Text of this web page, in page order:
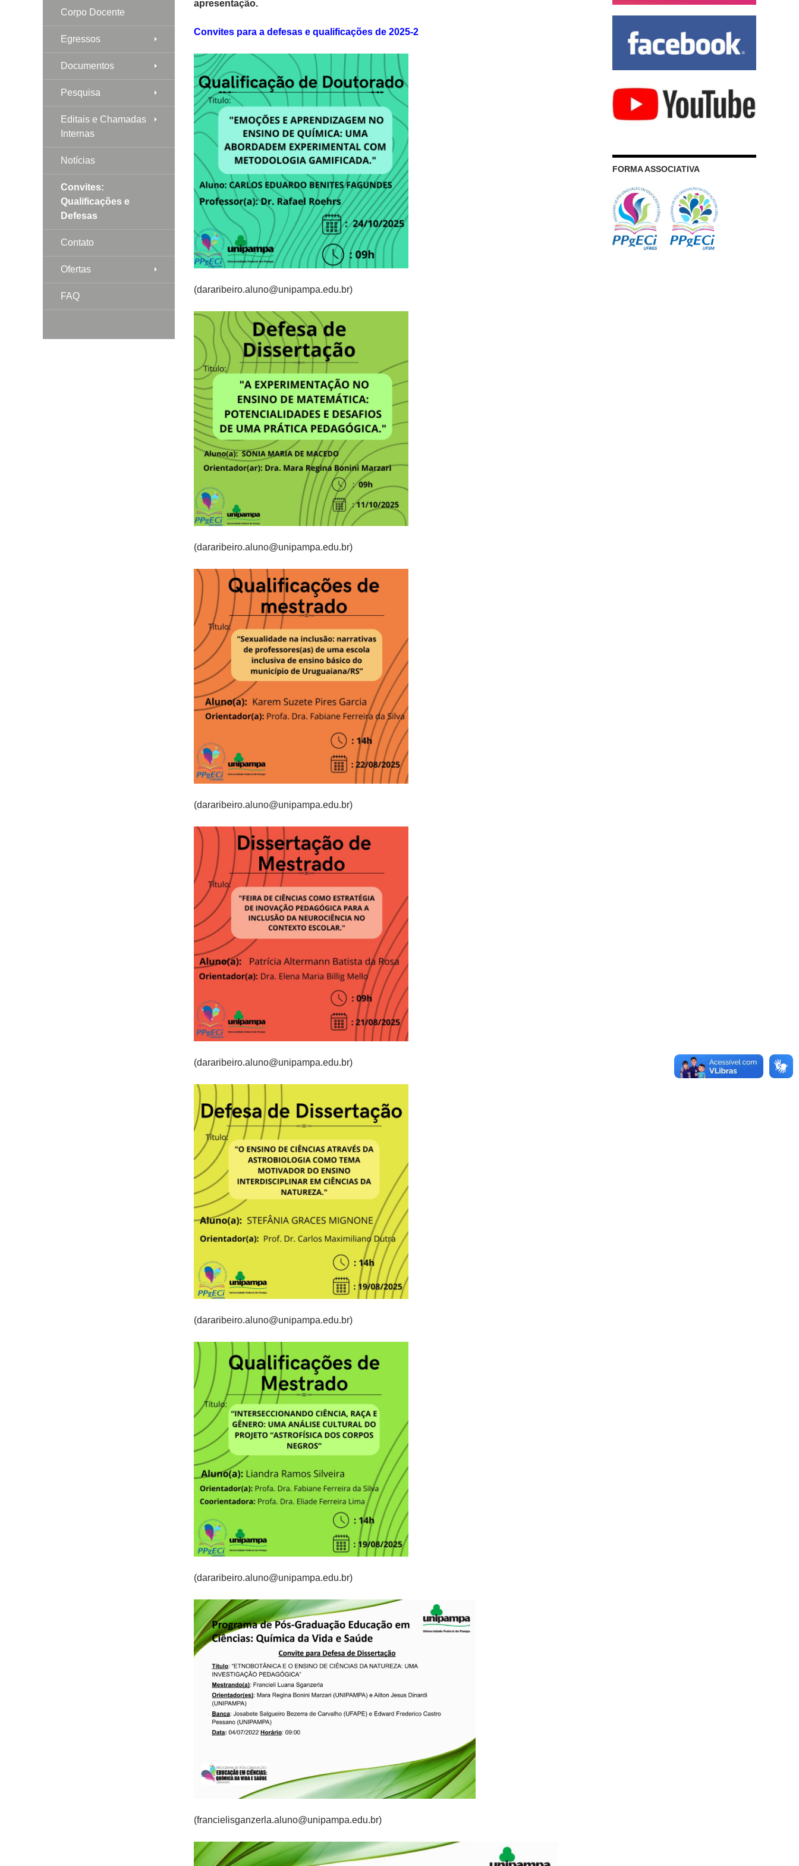
apresentação.
Convites para a defesas e qualificações de 2025-2
(dararibeiro.aluno@unipampa.edu.br)
(dararibeiro.aluno@unipampa.edu.br)
(dararibeiro.aluno@unipampa.edu.br)
(dararibeiro.aluno@unipampa.edu.br)
(dararibeiro.aluno@unipampa.edu.br)
(dararibeiro.aluno@unipampa.edu.br)
(francielisganzerla.aluno@unipampa.edu.br)
FORMA ASSOCIATIVA
Corpo Docente
Egressos
Documentos
Pesquisa
Editais e Chamadas
Internas
Notícias
Convites:
Qualificações e
Defesas
Contato
Ofertas
FAQ